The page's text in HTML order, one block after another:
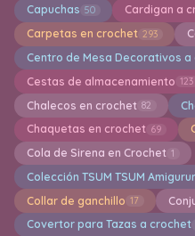
Capuchas 50 Cardigan a
Carpetas en crochet 293
Centro de Mesa Decorativos a
Cestas de almacenamiento 123
Chalecos en crochet 82
Chaquetas en crochet 69
Cola de Sirena en Crochet 1
Colección TSUM TSUM
Collar de ganchillo 17
Covertor para Tazas a crochet